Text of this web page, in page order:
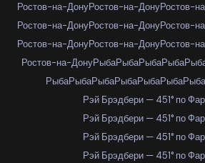
Ростов-на-ДонуРостов-на-ДонуРостов-
Ростов-на-ДонуРостов-на-ДонуРостов-
Ростов-на-ДонуРостов-на-ДонуРостов-
Ростов-на-ДонуРыбаРыбаРыбаРыба
РыбаРыбаРыбаРыбаРыбаРыбаРыба
Рэй Брэдбери — 451° по
Рэй Брэдбери — 451° по
Рэй Брэдбери — 451° по
Рэй Брэдбери — 451° по